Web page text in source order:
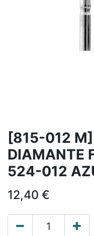
[815-012 M]
DIAMANTE
524-012
12,40 €